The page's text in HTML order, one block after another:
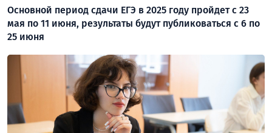
Основной период сдачи ЕГЭ в 2025 году пройдет с 23
мая по 11 июня, результаты будут публиковаться с 6 по
25 июня